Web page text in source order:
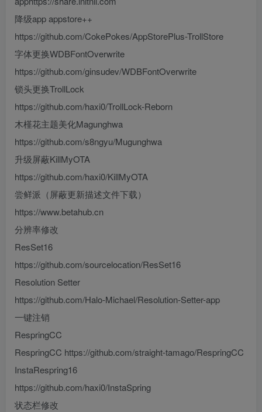
降级app appstore++
https://github.com/CokePokes/AppStorePlus-TrollStore
字体更换WDBFontOverwrite
https://github.com/ginsudev/WDBFontOverwrite
锁头更换TrollLock
https://github.com/haxi0/TrollLock-Reborn
木槿花主题美化Magunghwa
https://github.com/s8ngyu/Mugunghwa
升级屏蔽KillMyOTA
https://github.com/haxi0/KillMyOTA
尝鲜派（屏蔽更新描述文件下载）
https://www.betahub.cn
分辨率修改
ResSet16
https://github.com/sourcelocation/ResSet16
Resolution Setter
https://github.com/Halo-Michael/Resolution-Setter-app
一键注销
RespringCC
RespringCC https://github.com/straight-tamago/RespringCC
InstaRespring16
https://github.com/haxi0/InstaSpring
状态栏修改